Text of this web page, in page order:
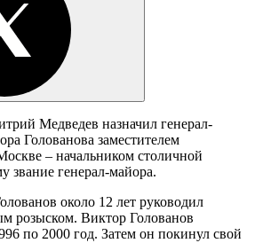
Медведев назначил генерал-
Голованова заместителем
– начальником столичной
звание генерал-майора.
около 12 лет руководил
розыском. Виктор Голованов
по 2000 год. Затем он покинул свой